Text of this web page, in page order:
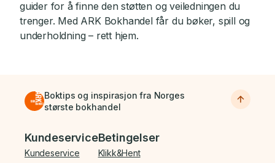
guider for å finne den støtten og veiledningen du
trenger. Med ARK Bokhandel får du bøker, spill og
underholdning – rett hjem.
Boktips og inspirasjon fra Norges
største bokhandel
Bunnmeny
Kundeservice
Kundeservice
Betingelser
Klikk&Hent